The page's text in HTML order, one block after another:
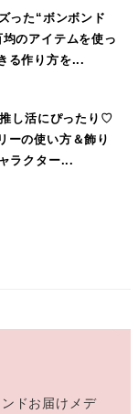
った“ボンボンド
のアイテムを使っ
る作り方を...
推し活にぴったり♡
ーの使い方＆飾り
ラクター...
ドお届けメデ